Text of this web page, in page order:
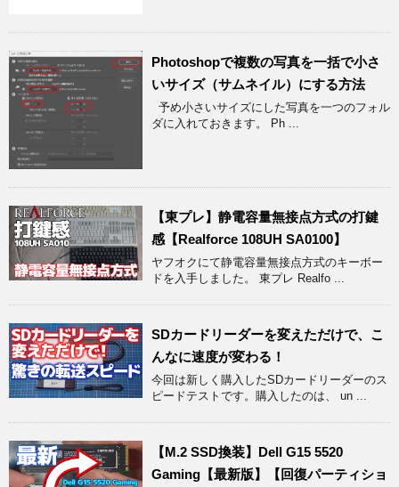
Photoshopで複数の写真を一括で小さ
いサイズ（サムネイル）にする方法
予め小さいサイズにした写真を一つのフォル
ダに入れておきます。 Ph ...
【東プレ】静電容量無接点方式の打鍵
感【Realforce 108UH SA0100】
ヤフオクにて静電容量無接点方式のキーボー
ドを入手しました。 東プレ Realfo ...
SDカードリーダーを変えただけで、こ
んなに速度が変わる！
今回は新しく購入したSDカードリーダーのス
ピードテストです。購入したのは、 un ...
【M.2 SSD換装】Dell G15 5520
Gaming【最新版】【回復パーティショ